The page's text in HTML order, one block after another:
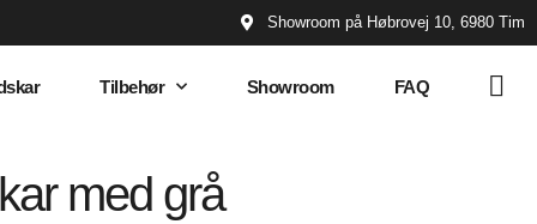
Showroom på Høbrovej 10, 6980 Tim
Tilbehør Showroom FAQ
med grå